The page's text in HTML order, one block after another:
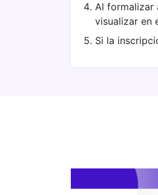
Al formalizar
visualizar en
Si la